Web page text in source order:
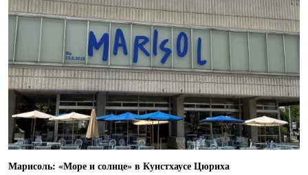
Марисоль: «Море и солнце» в Кунстхаусе Цюриха